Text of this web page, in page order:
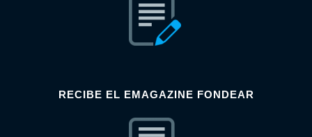
RECIBE EL EMAGAZINE FONDEAR